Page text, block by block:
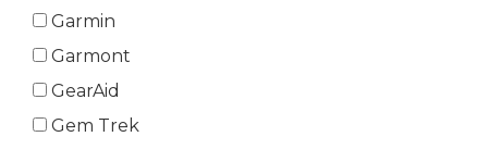
Garmin
Garmont
GearAid
Gem Trek